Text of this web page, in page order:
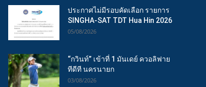
ประกาศไม่มีรอบคัดเลือก รายการ
SINGHA-SAT TDT Hua Hin 2026
05/08/2026
“กวินท์” เข้าที่ 1 มันเดย์ ควอลิฟาย
ทีดีที นครนายก
03/08/2026